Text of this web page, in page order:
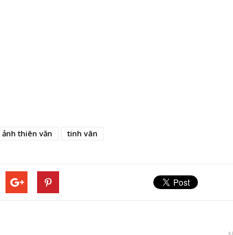
thiên văn tinh vân